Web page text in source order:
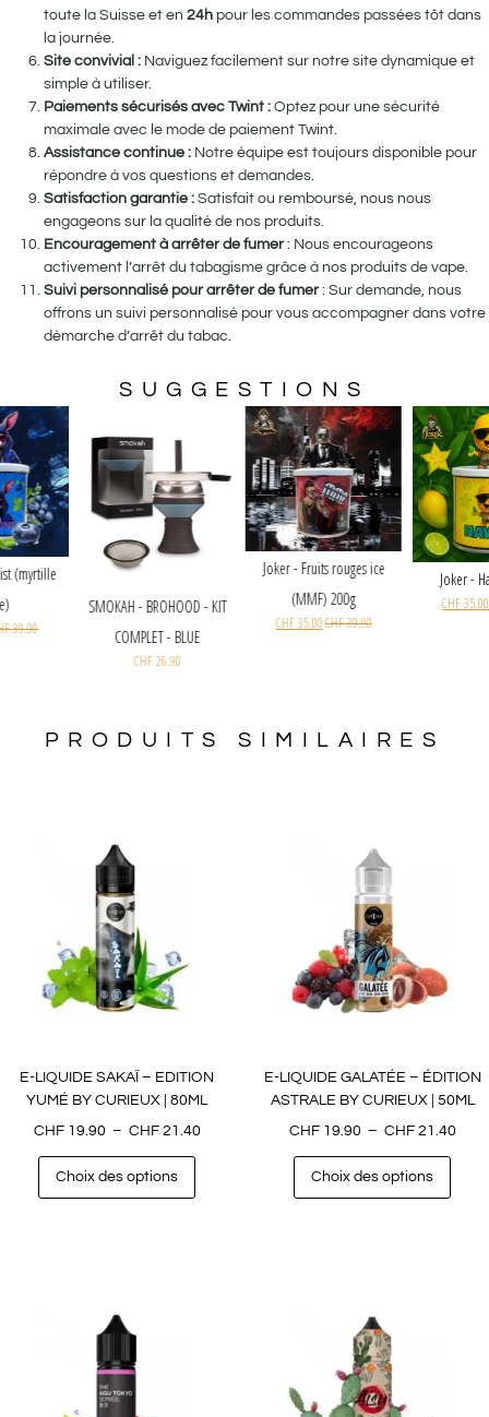
toute la Suisse et en 24h pour les commandes passées tôt dans
la journée.
Site convivial : Naviguez facilement sur notre site dynamique et
simple à utiliser.
Paiements sécurisés avec Twint : Optez pour une sécurité
maximale avec le mode de paiement Twint.
Assistance continue : Notre équipe est toujours disponible pour
répondre à vos questions et demandes.
Satisfaction garantie : Satisfait ou remboursé, nous nous
engageons sur la qualité de nos produits.
Encouragement à arrêter de fumer: Nous encourageons
activement l’arrêt du tabagisme grâce à nos produits de vape.
Suivi personnalisé pour arrêter de fumer: Sur demande, nous
offrons un suivi personnalisé pour vous accompagner dans votre
démarche d’arrêt du tabac.
SUGGESTIONS
Joker - Fruits rouges ice
CHF35.00
SMOKAH - BROHOOD - KIT
COMPLET - BLUE
- Blue Mist (myrtille
CHF35.00
PRODUITS SIMILAIRES
E-LIQUIDE SAKAÏ – EDITION
YUMÉ BY CURIEUX | 80ML
CHF19.90 – CHF21.40
Choix des options
E-LIQUIDE GALATÉE – ÉDITION
ASTRALE BY CURIEUX | 50ML
CHF19.90 – CHF21.40
Choix des options